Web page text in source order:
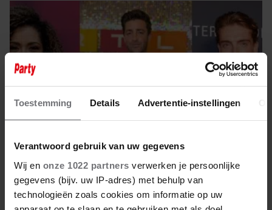
Toestemming Details Advertentie-instellingen
Verantwoord gebruik van uw gegevens
Wij en onze 1022 partners verwerken je persoonlijke
gegevens (bijv. uw IP-adres) met behulp van
technologieën zoals cookies om informatie op uw
17 augustus 2025